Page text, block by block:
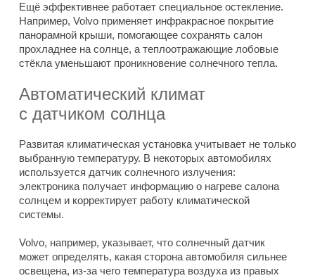
Ещё эффективнее работает специальное остекление.
Например, Volvo применяет инфракрасное покрытие
панорамной крыши, помогающее сохранять салон
прохладнее на солнце, а теплоотражающие лобовые
стёкла уменьшают проникновение солнечного тепла.
Автоматический климат
с датчиком солнца
Развитая климатическая установка учитывает не только
выбранную температуру. В некоторых автомобилях
используется датчик солнечного излучения:
электроника получает информацию о нагреве салона
солнцем и корректирует работу климатической
системы.
Volvo, например, указывает, что солнечный датчик
может определять, какая сторона автомобиля сильнее
освещена, из-за чего температура воздуха из правых